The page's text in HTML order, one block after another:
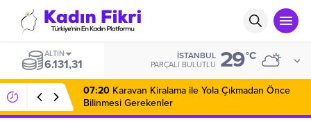
ALTIN
6.131,31
İSTANBUL
PARÇALI BULUTLU 29°C
07:20 Karavan Kiralama ile Yola Çıkmadan Önce
Bilinmesi Gerekenler